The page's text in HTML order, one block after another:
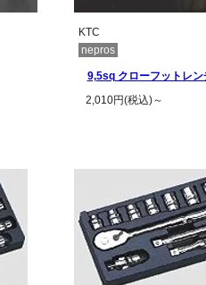
KTC
nepros
9,5sq クローフットレン
2,010円(税込)～